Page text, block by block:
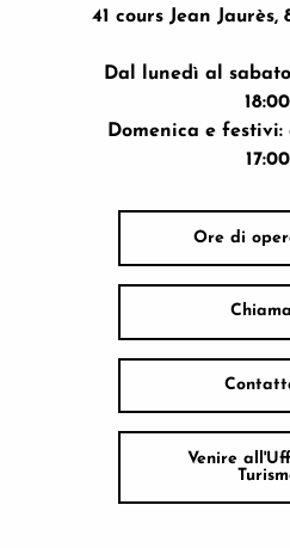
41 cours Jean
Dal lunedì al
18:00
Domenica e
17:00
Ore di
Venire